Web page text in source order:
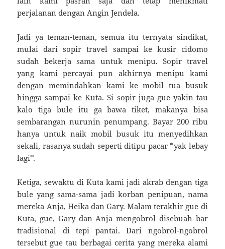
perjalanan dengan Angin Jendela.
Jadi ya teman-teman, semua itu ternyata sindikat,
mulai dari sopir travel sampai ke kusir cidomo
sudah bekerja sama untuk menipu. Sopir travel
yang kami percayai pun akhirnya menipu kami
dengan memindahkan kami ke mobil tua busuk
hingga sampai ke Kuta. Si sopir juga gue yakin tau
kalo tiga bule itu ga bawa tiket, makanya bisa
sembarangan nurunin penumpang. Bayar 200 ribu
hanya untuk naik mobil busuk itu menyedihkan
sekali, rasanya sudah seperti ditipu pacar *yak lebay
lagi*.
Ketiga, sewaktu di Kuta kami jadi akrab dengan tiga
bule yang sama-sama jadi korban penipuan, nama
mereka Anja, Heika dan Gary. Malam terakhir gue di
Kuta, gue, Gary dan Anja mengobrol disebuah bar
tradisional di tepi pantai. Dari ngobrol-ngobrol
tersebut gue tau berbagai cerita yang mereka alami